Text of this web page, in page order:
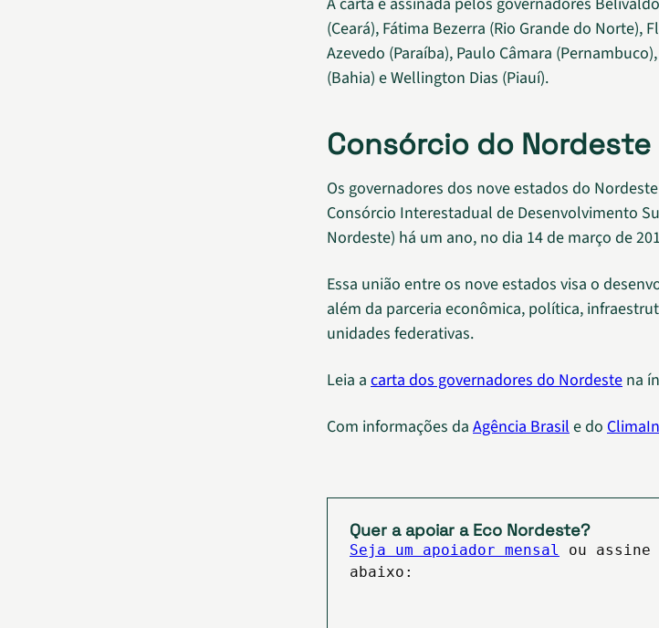
(Ceará), Fátima Bezerra (Rio Grande do Norte),
Azevedo (Paraíba), Paulo Câmara
(Bahia) e Wellington Dias (Piauí).
Consórcio do Nordeste
Os governadores dos nove estados do
Consórcio Interestadual de Desenvolvimento
Nordeste) há um ano, no dia 14 de março de
Essa união entre os nove estados visa o
além da parceria econômica, política,
unidades federativas.
Leia a carta dos governadores do Nordeste na
Com informações da Agência Brasil e do
Quer a apoiar a Eco Nordeste?
Seja um apoiador mensal
ou assine
abaixo: